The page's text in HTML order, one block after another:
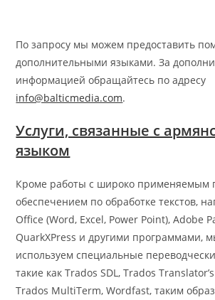
По запросу мы можем предоставить
дополнительными языками. За
информацией обращайтесь по адресу
info@balticmedia.com.
Услуги, связанные с
языком
Кроме работы с широко применяемым
обеспечением по обработке текстов,
Office (Word, Excel, Power Point), Adobe
QuarkXPress и другими программами,
используем специальные
такие как Trados SDL, Trados
Trados MultiTerm, Wordfast, таким